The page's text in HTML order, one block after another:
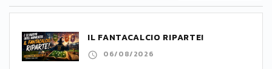
IL FANTACALCIO RIPARTE!
06/08/2026